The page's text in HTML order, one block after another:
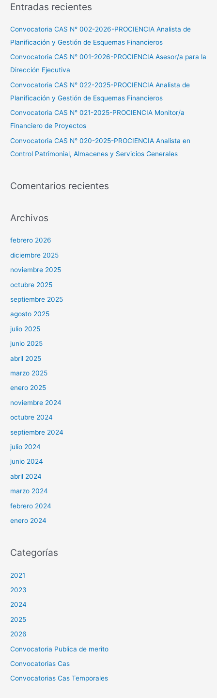
c
:
Entradas recientes
Convocatoria CAS N° 002-2026-PROCIENCIA Analista de
Planificación y Gestión de Esquemas Financieros
Convocatoria CAS N° 001-2026-PROCIENCIA Asesor/a para la
Dirección Ejecutiva
Convocatoria CAS N° 022-2025-PROCIENCIA Analista de
Planificación y Gestión de Esquemas Financieros
Convocatoria CAS N° 021-2025-PROCIENCIA Monitor/a
Financiero de Proyectos
Convocatoria CAS N° 020-2025-PROCIENCIA Analista en
Control Patrimonial, Almacenes y Servicios Generales
Comentarios recientes
Archivos
febrero 2026
diciembre 2025
noviembre 2025
octubre 2025
septiembre 2025
agosto 2025
julio 2025
junio 2025
abril 2025
marzo 2025
enero 2025
noviembre 2024
octubre 2024
septiembre 2024
julio 2024
junio 2024
abril 2024
marzo 2024
febrero 2024
enero 2024
Categorías
2021
2023
2024
2025
2026
Convocatoria Publica de merito
Convocatorias Cas
Convocatorias Cas Temporales